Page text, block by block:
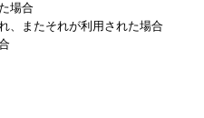
場合
、またそれが利用された場合